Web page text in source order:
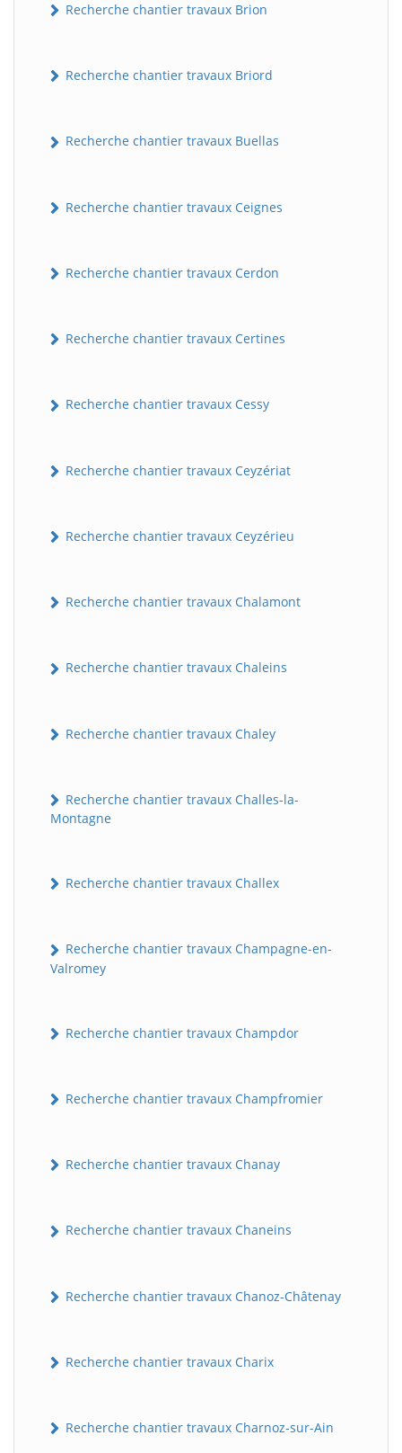
Recherche chantier travaux Brion
Recherche chantier travaux Briord
Recherche chantier travaux Buellas
Recherche chantier travaux Ceignes
Recherche chantier travaux Cerdon
Recherche chantier travaux Certines
Recherche chantier travaux Cessy
Recherche chantier travaux Ceyzériat
Recherche chantier travaux Ceyzérieu
Recherche chantier travaux Chalamont
Recherche chantier travaux Chaleins
Recherche chantier travaux Chaley
Recherche chantier travaux Challes-la-
Montagne
Recherche chantier travaux Challex
Recherche chantier travaux Champagne-en-
Valromey
Recherche chantier travaux Champdor
Recherche chantier travaux Champfromier
Recherche chantier travaux Chanay
Recherche chantier travaux Chaneins
Recherche chantier travaux Chanoz-Châtenay
Recherche chantier travaux Charix
Recherche chantier travaux Charnoz-sur-Ain